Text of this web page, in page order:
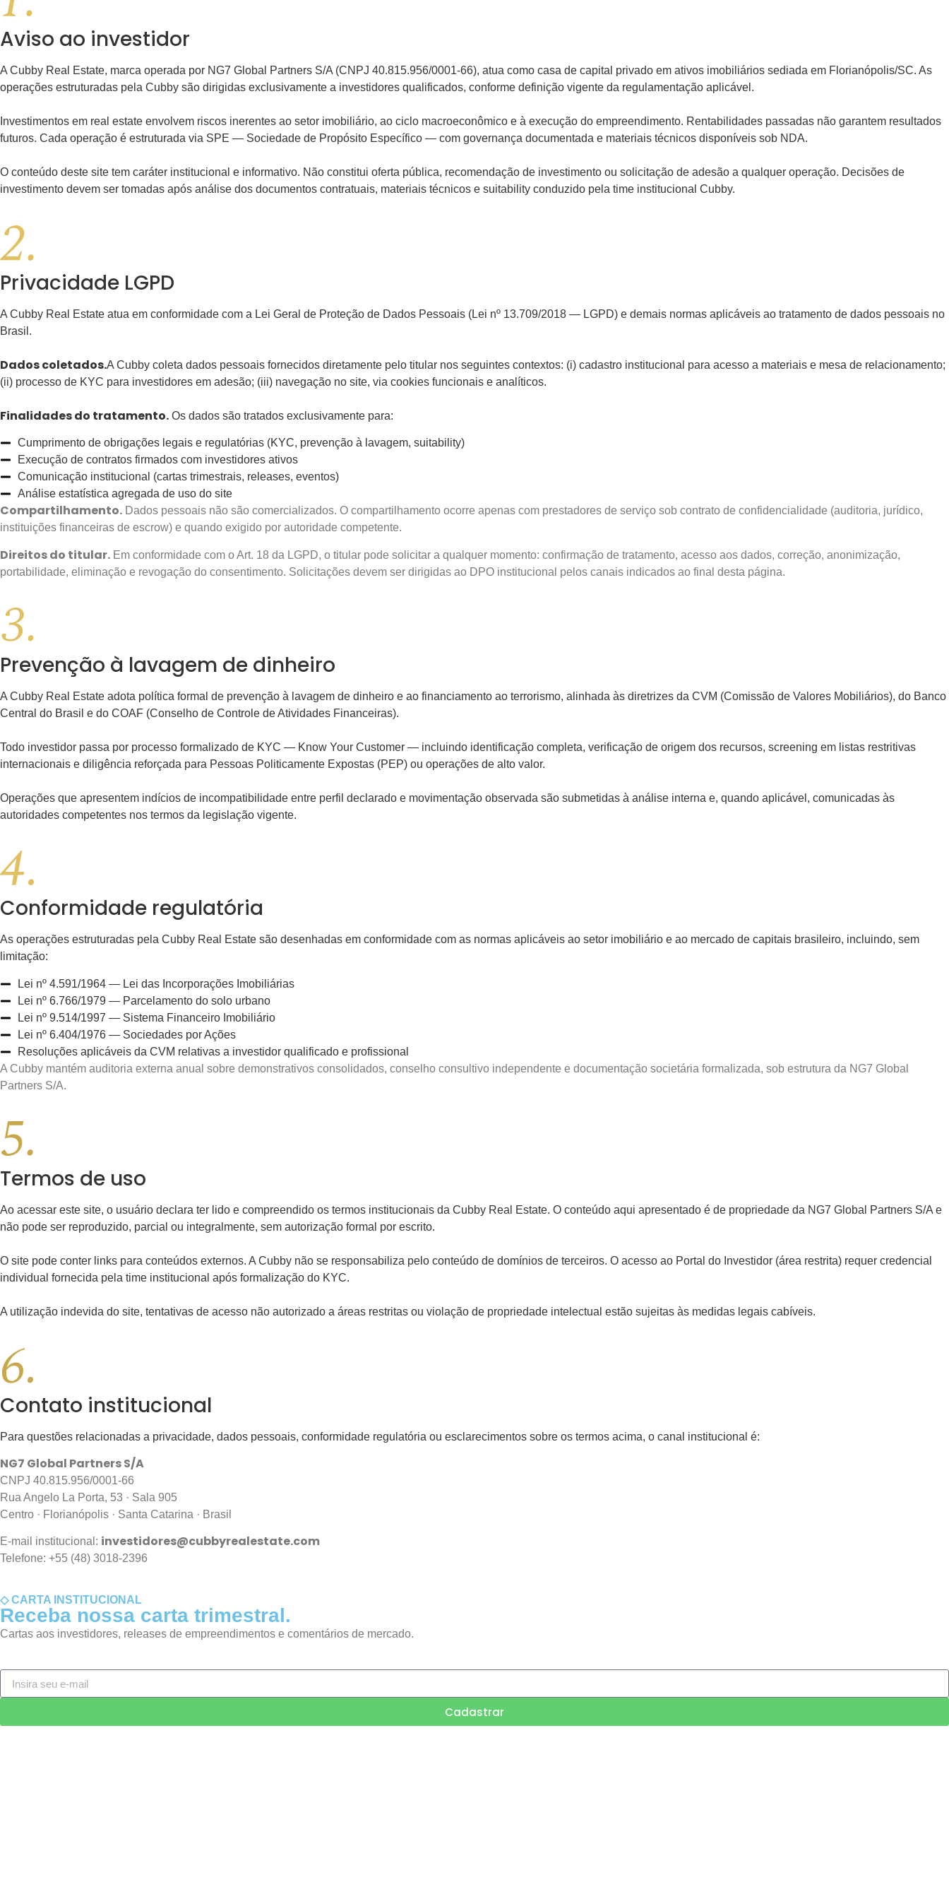
Aviso ao investidor
A Cubby Real Estate, marca operada por NG7 Global Partners S/A (CNPJ 40.815.956/0001-66), atua como casa de capital privado em ativos imobiliários sediada em Florianópolis/SC. As
operações estruturadas pela Cubby são dirigidas exclusivamente a investidores qualificados, conforme definição vigente da regulamentação aplicável.
Investimentos em real estate envolvem riscos inerentes ao setor imobiliário, ao ciclo macroeconômico e à execução do empreendimento. Rentabilidades passadas não garantem resultados
futuros. Cada operação é estruturada via SPE — Sociedade de Propósito Específico — com governança documentada e materiais técnicos disponíveis sob NDA.
O conteúdo deste site tem caráter institucional e informativo. Não constitui oferta pública, recomendação de investimento ou solicitação de adesão a qualquer operação. Decisões de
investimento devem ser tomadas após análise dos documentos contratuais, materiais técnicos e suitability conduzido pela time institucional Cubby.
Privacidade LGPD
A Cubby Real Estate atua em conformidade com a Lei Geral de Proteção de Dados Pessoais (Lei nº 13.709/2018 — LGPD) e demais normas aplicáveis ao tratamento de dados pessoais no
Brasil.
Dados coletados.A Cubby coleta dados pessoais fornecidos diretamente pelo titular nos seguintes contextos: (i) cadastro institucional para acesso a materiais e mesa de relacionamento;
(ii) processo de KYC para investidores em adesão; (iii) navegação no site, via cookies funcionais e analíticos.
Finalidades do tratamento. Os dados são tratados exclusivamente para:
Cumprimento de obrigações legais e regulatórias (KYC, prevenção à lavagem, suitability)
Execução de contratos firmados com investidores ativos
Comunicação institucional (cartas trimestrais, releases, eventos)
Análise estatística agregada de uso do site
Compartilhamento. Dados pessoais não são comercializados. O compartilhamento ocorre apenas com prestadores de serviço sob contrato de confidencialidade (auditoria, jurídico,
instituições financeiras de escrow) e quando exigido por autoridade competente.
Direitos do titular. Em conformidade com o Art. 18 da LGPD, o titular pode solicitar a qualquer momento: confirmação de tratamento, acesso aos dados, correção, anonimização,
portabilidade, eliminação e revogação do consentimento. Solicitações devem ser dirigidas ao DPO institucional pelos canais indicados ao final desta página.
Prevenção à lavagem de dinheiro
A Cubby Real Estate adota política formal de prevenção à lavagem de dinheiro e ao financiamento ao terrorismo, alinhada às diretrizes da CVM (Comissão de Valores Mobiliários), do Banco
Central do Brasil e do COAF (Conselho de Controle de Atividades Financeiras).
Todo investidor passa por processo formalizado de KYC — Know Your Customer — incluindo identificação completa, verificação de origem dos recursos, screening em listas restritivas
internacionais e diligência reforçada para Pessoas Politicamente Expostas (PEP) ou operações de alto valor.
Operações que apresentem indícios de incompatibilidade entre perfil declarado e movimentação observada são submetidas à análise interna e, quando aplicável, comunicadas às
autoridades competentes nos termos da legislação vigente.
Conformidade regulatória
As operações estruturadas pela Cubby Real Estate são desenhadas em conformidade com as normas aplicáveis ao setor imobiliário e ao mercado de capitais brasileiro, incluindo, sem
limitação:
Lei nº 4.591/1964 — Lei das Incorporações Imobiliárias
Lei nº 6.766/1979 — Parcelamento do solo urbano
Lei nº 9.514/1997 — Sistema Financeiro Imobiliário
Lei nº 6.404/1976 — Sociedades por Ações
Resoluções aplicáveis da CVM relativas a investidor qualificado e profissional
A Cubby mantém auditoria externa anual sobre demonstrativos consolidados, conselho consultivo independente e documentação societária formalizada, sob estrutura da NG7 Global
Partners S/A.
Termos de uso
Ao acessar este site, o usuário declara ter lido e compreendido os termos institucionais da Cubby Real Estate. O conteúdo aqui apresentado é de propriedade da NG7 Global Partners S/A e
não pode ser reproduzido, parcial ou integralmente, sem autorização formal por escrito.
O site pode conter links para conteúdos externos. A Cubby não se responsabiliza pelo conteúdo de domínios de terceiros. O acesso ao Portal do Investidor (área restrita) requer credencial
individual fornecida pela time institucional após formalização do KYC.
A utilização indevida do site, tentativas de acesso não autorizado a áreas restritas ou violação de propriedade intelectual estão sujeitas às medidas legais cabíveis.
Contato institucional
Para questões relacionadas a privacidade, dados pessoais, conformidade regulatória ou esclarecimentos sobre os termos acima, o canal institucional é:
NG7 Global Partners S/A
CNPJ 40.815.956/0001-66
Rua Angelo La Porta, 53 · Sala 905
Centro · Florianópolis · Santa Catarina · Brasil
E-mail institucional: investidores@cubbyrealestate.com
Telefone: +55 (48) 3018-2396
◇ CARTA INSTITUCIONAL
Receba nossa carta trimestral.
Cartas aos investidores, releases de empreendimentos e comentários de mercado.
Cadastrar